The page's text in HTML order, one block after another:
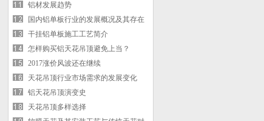
铝材发展趋势
国内铝单板行业的发展概况及其存在
的问题
干挂铝单板施工工艺简介
怎样购买铝天花吊顶避免上当？
2017涨价风波还在继续
天花吊顶行业市场需求的发展变化
铝天花吊顶演变史
天花吊顶多样选择